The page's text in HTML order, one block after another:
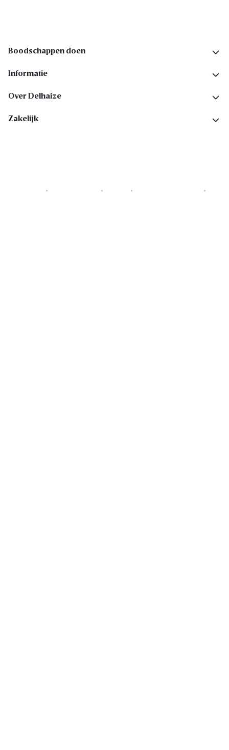
Boodschappen doen
Informatie
Over Delhaize
Zakelijk